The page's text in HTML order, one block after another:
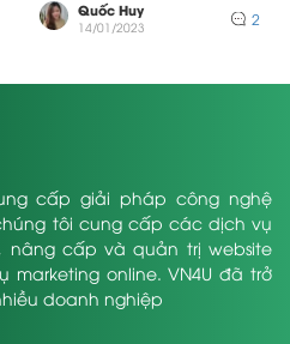
tranh khốc...
Quốc Huy
14/01/2023 2
cấp giải pháp công nghệ
tôi cung cấp các dịch vụ
nâng cấp và quản trị website
online. VN4U đã trở
doanh nghiệp